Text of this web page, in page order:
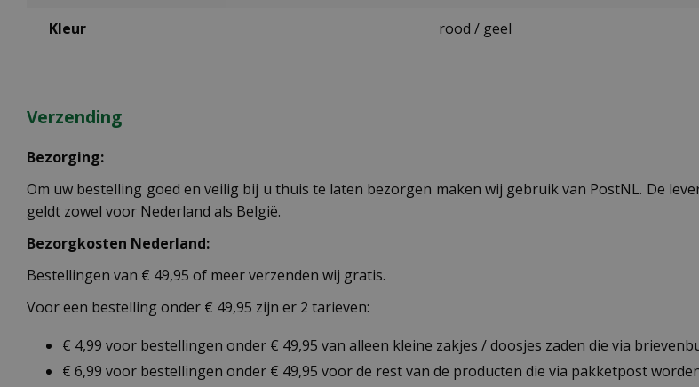
Kleur rood / geel
Verzending
Bezorging:
Om uw bestelling goed en veilig bij u thuis te laten bezorgen maken wij gebruik van PostNL. De
geldt zowel voor Nederland als België.
Bezorgkosten Nederland:
Bestellingen van € 49,95 of meer verzenden wij gratis.
Voor een bestelling onder € 49,95 zijn er 2 tarieven:
€ 4,99 voor bestellingen onder € 49,95 van alleen kleine zakjes / doosjes zaden die via
€ 6,99 voor bestellingen onder € 49,95 voor de rest van de producten die via pakketpost